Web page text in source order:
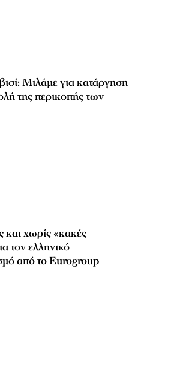
Μιλάμε για κατάργηση
της περικοπής των
χωρίς «κακές
τον ελληνικό
από το Eurogroup